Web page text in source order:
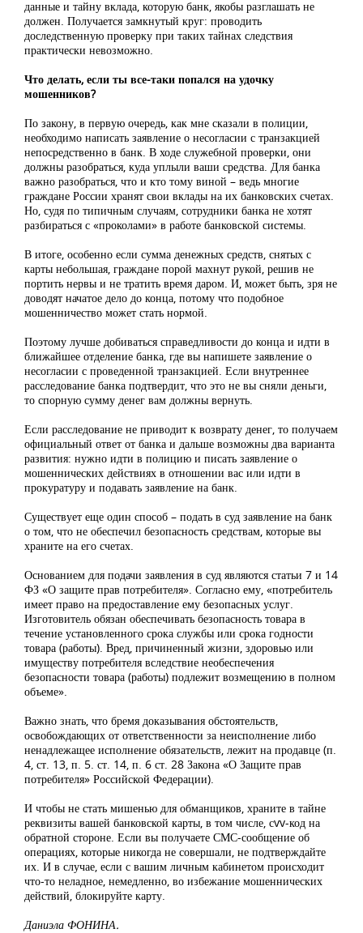
данные и тайну вклада, которую банк, якобы разглашать не
должен. Получается замкнутый круг: проводить
доследственную проверку при таких тайнах следствия
практически невозможно.
Что делать, если ты все-таки попался на удочку
мошенников?
По закону, в первую очередь, как мне сказали в полиции,
необходимо написать заявление о несогласии с транзакцией
непосредственно в банк. В ходе служебной проверки, они
должны разобраться, куда уплыли ваши средства. Для банка
важно разобраться, что и кто тому виной – ведь многие
граждане России хранят свои вклады на их банковских счетах.
Но, судя по типичным случаям, сотрудники банка не хотят
разбираться с «проколами» в работе банковской системы.
В итоге, особенно если сумма денежных средств, снятых с
карты небольшая, граждане порой махнут рукой, решив не
портить нервы и не тратить время даром. И, может быть, зря не
доводят начатое дело до конца, потому что подобное
мошенничество может стать нормой.
Поэтому лучше добиваться справедливости до конца и идти в
ближайшее отделение банка, где вы напишете заявление о
несогласии с проведенной транзакцией. Если внутреннее
расследование банка подтвердит, что это не вы сняли деньги,
то спорную сумму денег вам должны вернуть.
Если расследование не приводит к возврату денег, то получаем
официальный ответ от банка и дальше возможны два варианта
развития: нужно идти в полицию и писать заявление о
мошеннических действиях в отношении вас или идти в
прокуратуру и подавать заявление на банк.
Существует еще один способ – подать в суд заявление на банк
о том, что не обеспечил безопасность средствам, которые вы
храните на его счетах.
Основанием для подачи заявления в суд являются статьи 7 и 14
ФЗ «О защите прав потребителя». Согласно ему, «потребитель
имеет право на предоставление ему безопасных услуг.
Изготовитель обязан обеспечивать безопасность товара в
течение установленного срока службы или срока годности
товара (работы). Вред, причиненный жизни, здоровью или
имуществу потребителя вследствие необеспечения
безопасности товара (работы) подлежит возмещению в полном
объеме».
Важно знать, что бремя доказывания обстоятельств,
освобождающих от ответственности за неисполнение либо
ненадлежащее исполнение обязательств, лежит на продавце (п.
4, ст. 13, п. 5. ст. 14, п. 6 ст. 28 Закона «О Защите прав
потребителя» Российской Федерации).
И чтобы не стать мишенью для обманщиков, храните в тайне
реквизиты вашей банковской карты, в том числе, сvv-код на
обратной стороне. Если вы получаете СМС-сообщение об
операциях, которые никогда не совершали, не подтверждайте
их. И в случае, если с вашим личным кабинетом происходит
что-то неладное, немедленно, во избежание мошеннических
действий, блокируйте карту.
Даниэла ФОНИНА.